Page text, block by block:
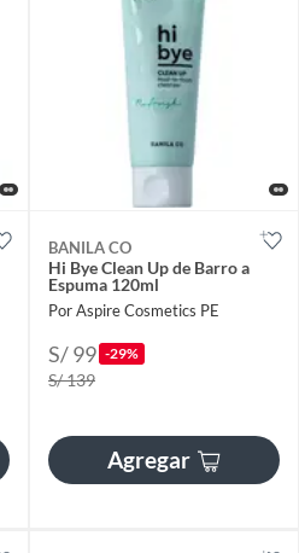
BANILA CO
Hi Bye Clean Up de Barro a
Espuma 120ml
Por Aspire Cosmetics PE
S/ 99 -29%
S/ 139
Agregar